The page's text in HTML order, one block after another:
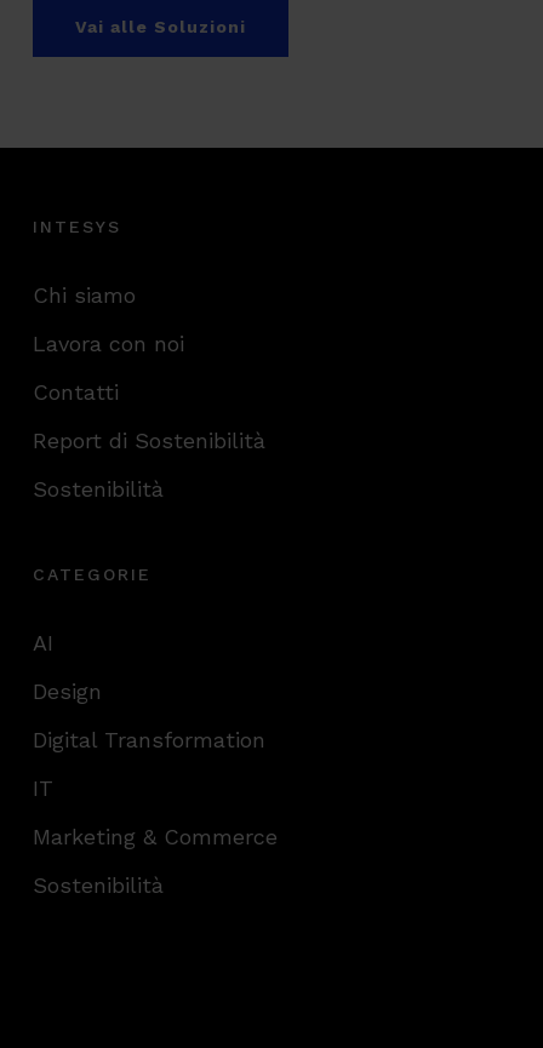
Vai alle Soluzioni
INTESYS
Chi siamo
Lavora con noi
Contatti
Report di Sostenibilità
Sostenibilità
CATEGORIE
AI
Design
Digital Transformation
IT
Marketing & Commerce
Sostenibilità